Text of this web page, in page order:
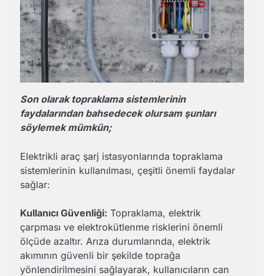
Son olarak topraklama sistemlerinin
faydalarından bahsedecek olursam şunları
söylemek mümkün;
Elektrikli araç şarj istasyonlarında topraklama
sistemlerinin kullanılması, çeşitli önemli faydalar
sağlar:
Kullanıcı Güvenliği: Topraklama, elektrik
çarpması ve elektrokütlenme risklerini önemli
ölçüde azaltır. Arıza durumlarında, elektrik
akımının güvenli bir şekilde toprağa
yönlendirilmesini sağlayarak, kullanıcıların can